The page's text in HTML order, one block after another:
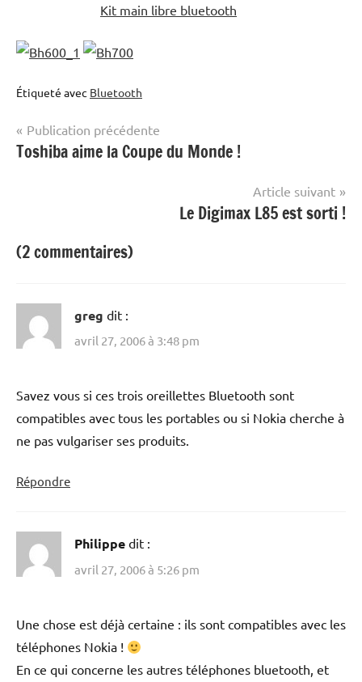
Kit main libre bluetooth
Étiqueté avec Bluetooth
Navigation
de
Publication précédente
Toshiba aime la Coupe du Monde !
Article suivant
Le Digimax L85 est sorti !
(2 commentaires)
greg dit :
avril 27, 2006 à 3:48 pm
Savez vous si ces trois oreillettes Bluetooth sont
compatibles avec tous les portables ou si Nokia cherche à
ne pas vulgariser ses produits.
Répondre
Philippe dit :
avril 27, 2006 à 5:26 pm
Une chose est déjà certaine : ils sont compatibles avec les
téléphones Nokia !
En ce qui concerne les autres téléphones bluetooth, et